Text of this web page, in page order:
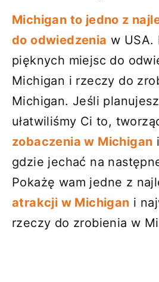
Michigan to jedno z
do odwiedzenia w USA.
pięknych miejsc do
Michigan i rzeczy do
Michigan. Jeśli
ułatwiliśmy Ci to,
zobaczenia w Michigan
gdzie jechać na
Pokażę wam jedne z
atrakcji w Michigan i
rzeczy do zrobienia w